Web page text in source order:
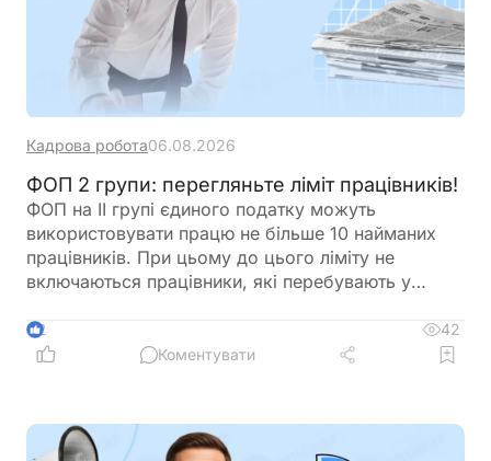
Кадрова робота06.08.2026
ФОП 2 групи: перегляньте ліміт працівників!
ФОП на ІІ групі єдиного податку можуть
використовувати працю не більше 10 найманих
працівників. При цьому до цього ліміту не
включаються працівники, які перебувають у
відпустці для догляду за дитиною. Перед
оформленням нового працівника варто
2
42
Коментувати